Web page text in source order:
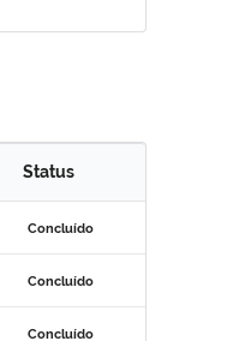
Status
Concluído
Concluído
Concluído